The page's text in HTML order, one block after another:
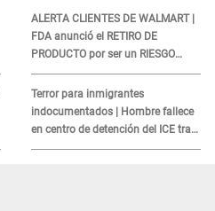
ALERTA CLIENTES DE WALMART |
FDA anunció el RETIRO DE
PRODUCTO por ser un RIESGO
MORTAL para consumidores: ¿Cuál
es?
Terror para inmigrantes
indocumentados | Hombre fallece
en centro de detención del ICE tras
sufrir una "emergencia médica"